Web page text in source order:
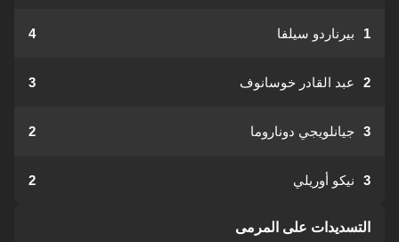
1 بيرناردو سيلفا 4
2 عبد القادر خوسانوف 3
3 جيانلويجي دوناروما 2
3 نيكو أوريلي 2
التسديدات على المرمى